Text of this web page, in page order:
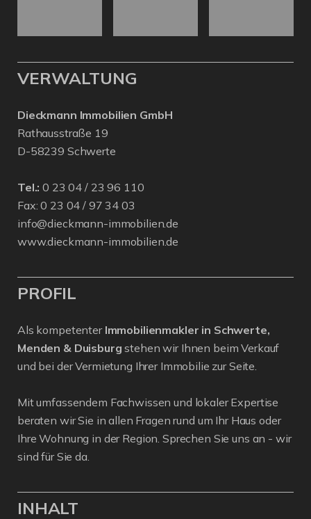
VERWALTUNG
Dieckmann Immobilien GmbH
Rathausstraße 19
D-58239 Schwerte
Tel.: 0 23 04 / 23 96 110
Fax: 0 23 04 / 97 34 03
info@dieckmann-immobilien.de
www.dieckmann-immobilien.de
PROFIL
Als kompetenter Immobilienmakler in Schwerte,
Menden & Duisburg stehen wir Ihnen beim Verkauf
und bei der Vermietung Ihrer Immobilie zur Seite.
Mit umfassendem Fachwissen und lokaler Expertise
beraten wir Sie in allen Fragen rund um Ihr Haus oder
Ihre Wohnung in der Region. Sprechen Sie uns an - wir
sind für Sie da.
INHALT